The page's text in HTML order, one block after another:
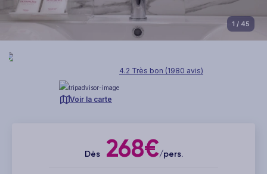
1 / 45
4.2 Très bon (1980 avis)
Voir la carte
Dès268€/pers.